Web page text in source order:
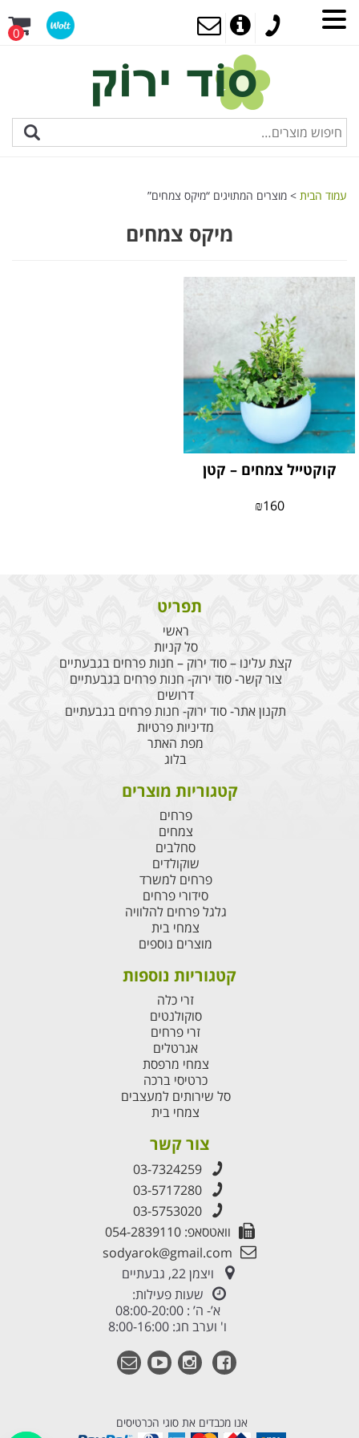
0
עמוד הבית > מוצרים המתויגים “מיקס צמחים”
מיקס צמחים
קוקטייל צמחים – קטן
₪160
תפריט
ראשי
סל קניות
קצת עלינו – סוד ירוק – חנות פרחים בגבעתיים
צור קשר- סוד ירוק- חנות פרחים בגבעתיים
דרושים
תקנון אתר- סוד ירוק- חנות פרחים בגבעתיים
מדיניות פרטיות
מפת האתר
בלוג
קטגוריות מוצרים
פרחים
צמחים
סחלבים
שוקולדים
פרחים למשרד
סידורי פרחים
גלגל פרחים להלוויה
צמחי בית
מוצרים נוספים
קטגוריות נוספות
זרי כלה
סוקולנטים
זרי פרחים
אגרטלים
צמחי מרפסת
כרטיסי ברכה
סל שירותים למעצבים
צמחי בית
צור קשר
03-7324259
03-5717280
03-5753020
וואטסאפ: 054-2839110
sodyarok@gmail.com
ויצמן 22, גבעתיים
שעות פעילות:
א’- ה’ : 08:00-20:00
ו' וערב חג: 8:00-16:00
אנו מכבדים את סוגי הכרטיסים